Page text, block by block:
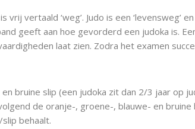
vrij vertaald ‘weg’. Judo is een
geeft aan hoe gevorderd een judoka is.
laat zien. Zodra het examen
bruine slip (een judoka zit dan 2/3 jaar op
de oranje-, groene-, blauwe- en bruine
behaalt.